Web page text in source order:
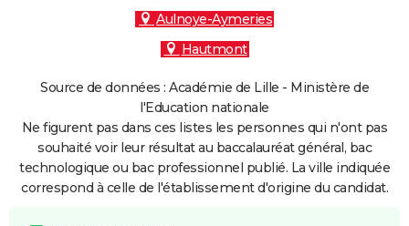
Aulnoye-Aymeries
Hautmont
Source de données : Académie de Lille - Ministère de
l'Education nationale
Ne figurent pas dans ces listes les personnes qui n'ont pas
souhaité voir leur résultat au baccalauréat général, bac
technologique ou bac professionnel publié. La ville indiquée
correspond à celle de l'établissement d'origine du candidat.